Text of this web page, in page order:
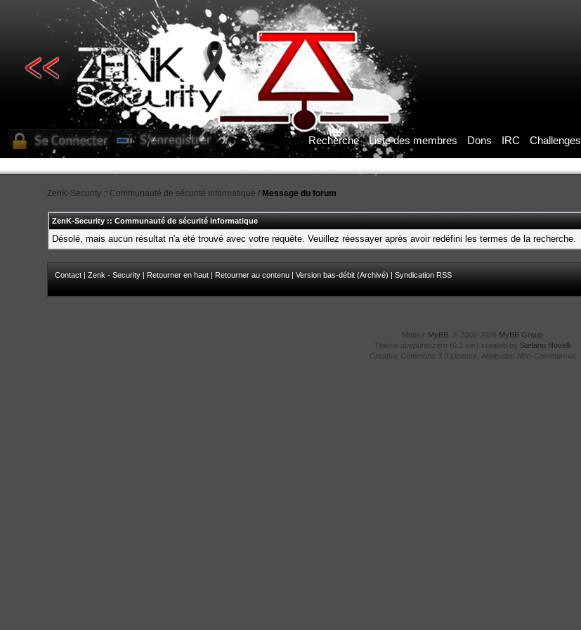
Recherche Liste des membres Dons IRC Challenges
ZenK-Security :: Communauté de sécurité informatique / Message du forum
ZenK-Security :: Communauté de sécurité informatique
Désolé, mais aucun résultat n'a été trouvé avec votre requête. Veuillez réessayer après avoir redéfini les termes de la recherche.
Contact |Zenk - Security | Retourner en haut | Retourner au contenu |Version bas-débit (Archivé) |Syndication RSS
Moteur MyBB, © 2002-2026 MyBB Group
Theme duepuntozero (0.1 ver) created by Stefano Novelli
Creative Commons 3.0 License, Attribution Non-Commercial